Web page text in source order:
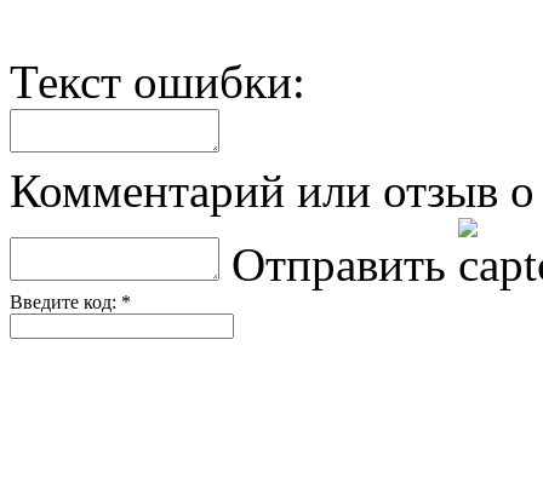
Текст ошибки:
Комментарий или отзыв о
Отправить
Введите код: *